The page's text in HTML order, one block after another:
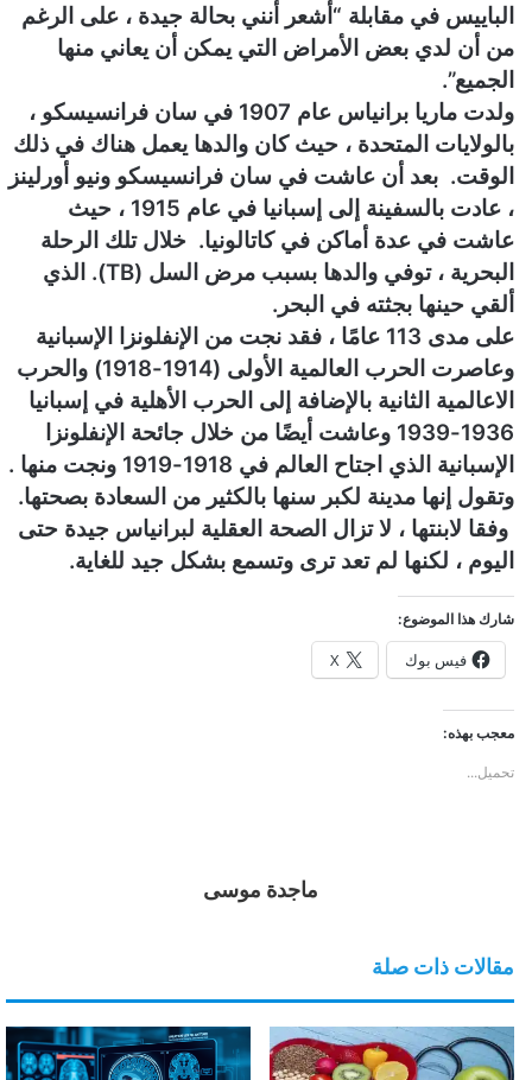
الباييس في مقابلة “أشعر أنني بحالة جيدة ، على الرغم
من أن لدي بعض الأمراض التي يمكن أن يعاني منها
الجميع”.
ولدت ماريا برانياس عام 1907 في سان فرانسيسكو ،
بالولايات المتحدة ، حيث كان والدها يعمل هناك في ذلك
الوقت. بعد أن عاشت في سان فرانسيسكو ونيو أورلينز
، عادت بالسفينة إلى إسبانيا في عام 1915 ، حيث
عاشت في عدة أماكن في كاتالونيا. خلال تلك الرحلة
البحرية ، توفي والدها بسبب مرض السل (TB). الذي
ألقي حينها بجثته في البحر.
على مدى 113 عامًا ، فقد نجت من الإنفلونزا الإسبانية
وعاصرت الحرب العالمية الأولى (1914-1918) والحرب
الاعالمية الثانية بالإضافة إلى الحرب الأهلية في إسبانيا
1936-1939 وعاشت أيضًا من خلال جائحة الإنفلونزا
الإسبانية الذي اجتاح العالم في 1918-1919 ونجت منها .
وتقول إنها مدينة لكبر سنها بالكثير من السعادة بصحتها.
وفقا لابنتها ، لا تزال الصحة العقلية لبرانياس جيدة حتى
اليوم ، لكنها لم تعد ترى وتسمع بشكل جيد للغاية.
شارك هذا الموضوع:
فيس بوك X
معجب بهذه:
تحميل...
ماجدة موسى
مقالات ذات صلة